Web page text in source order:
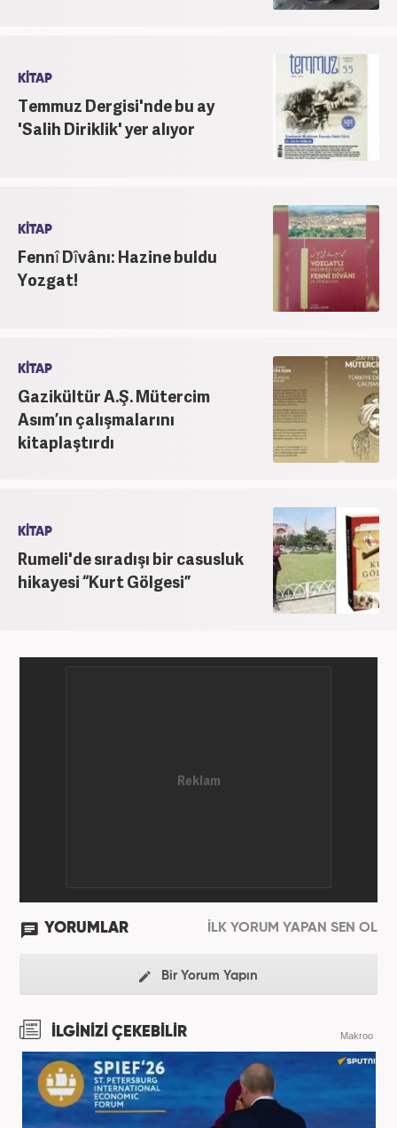
KİTAP
Temmuz Dergisi'nde bu ay
'Salih Diriklik' yer alıyor
KİTAP
Fennî Dîvânı: Hazine buldu
Yozgat!
KİTAP
Gazikültür A.Ş. Mütercim
Asım’ın çalışmalarını
kitaplaştırdı
KİTAP
Rumeli'de sıradışı bir casusluk
hikayesi “Kurt Gölgesi”
YORUMLAR İLK YORUM YAPAN SEN OL
Bir Yorum Yapın
İLGİNİZİ ÇEKEBİLİR Makroo